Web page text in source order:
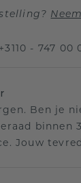
+3110 - 747 00
Ben je
binnen
Jouw